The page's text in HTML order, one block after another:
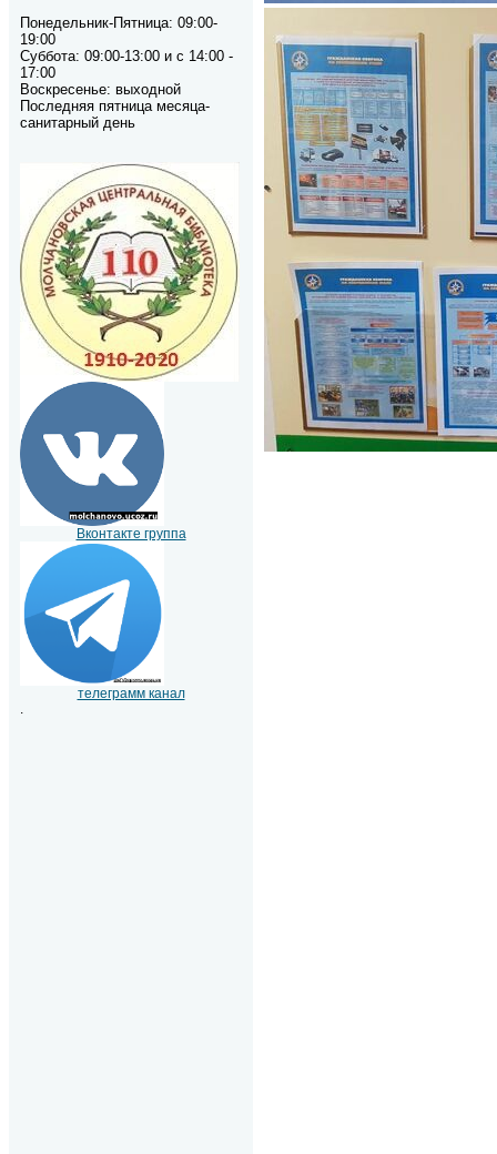
Понедельник-Пятница: 09:00-
19:00
Суббота: 09:00-13:00 и с 14:00 -
17:00
Воскресенье: выходной
Последняя пятница месяца-
санитарный день
Вконтакте группа
телеграмм канал
.